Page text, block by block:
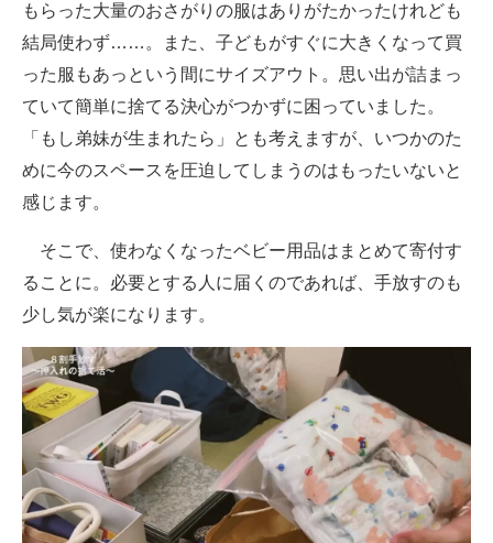
もらった大量のおさがりの服はありがたかったけれども
結局使わず……。また、子どもがすぐに大きくなって買
った服もあっという間にサイズアウト。思い出が詰まっ
ていて簡単に捨てる決心がつかずに困っていました。
「もし弟妹が生まれたら」とも考えますが、いつかのた
めに今のスペースを圧迫してしまうのはもったいないと
感じます。
そこで、使わなくなったベビー用品はまとめて寄付す
ることに。必要とする人に届くのであれば、手放すのも
少し気が楽になります。